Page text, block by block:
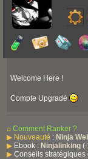
Welcome Here !
Compte Upgradé
⌕ Comment Ranker ?
▶ Nouveauté : Ninja
▶ Ebook : Ninjalinking
▶ Conseils stratégiques